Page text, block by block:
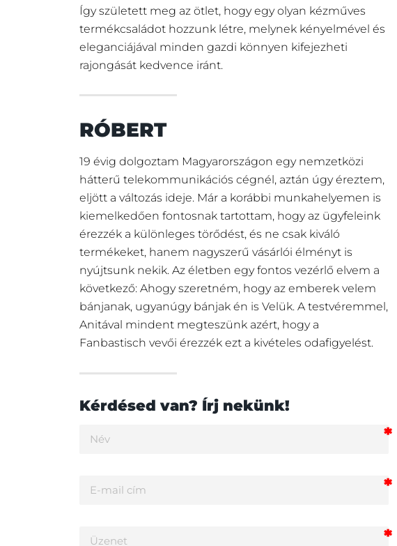
Így született meg az ötlet, hogy egy olyan kézműves
termékcsaládot hozzunk létre, melynek kényelmével és
eleganciájával minden gazdi könnyen kifejezheti
rajongását kedvence iránt.
RÓBERT
19 évig dolgoztam Magyarországon egy nemzetközi
hátterű telekommunikációs cégnél, aztán úgy éreztem,
eljött a változás ideje. Már a korábbi munkahelyemen is
kiemelkedően fontosnak tartottam, hogy az ügyfeleink
érezzék a különleges törődést, és ne csak kiváló
termékeket, hanem nagyszerű vásárlói élményt is
nyújtsunk nekik. Az életben egy fontos vezérlő elvem a
következő: Ahogy szeretném, hogy az emberek velem
bánjanak, ugyanúgy bánjak én is Velük. A testvéremmel,
Anitával mindent megteszünk azért, hogy a
Fanbastisch vevői érezzék ezt a kivételes odafigyelést.
Kérdésed van? Írj nekünk!